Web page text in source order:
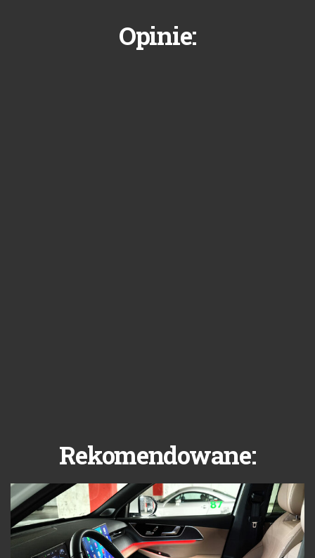
Opinie:
Rekomendowane: